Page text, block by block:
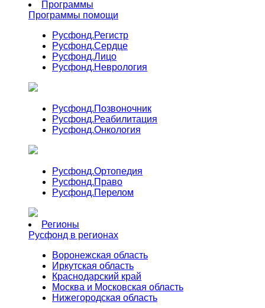
Программы
Программы помощи
Русфонд.Регистр
Русфонд.Сердце
Русфонд.Лицо
Русфонд.Неврология
Русфонд.Позвоночник
Русфонд.Реабилитация
Русфонд.Онкология
Русфонд.Ортопедия
Русфонд.Право
Русфонд.Перелом
Регионы
Русфонд в регионах
Воронежская область
Иркутская область
Краснодарский край
Москва и Московская область
Нижегородская область